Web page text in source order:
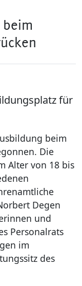
für
beim
Die
Alter von 18 bis
Degen
und
Personalrats
im
des